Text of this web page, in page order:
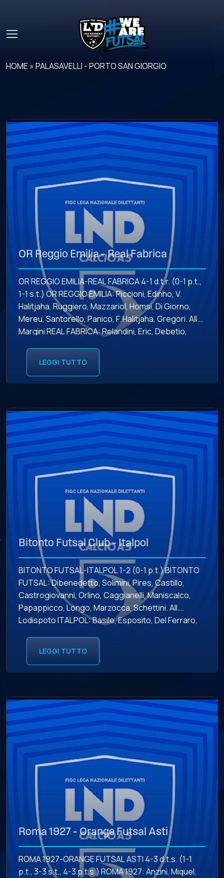
HOME »PALASAVELLI - PORTO SAN GIORGIO
OR Reggio Emilia – Real Fabrica
OR REGGIO EMILIA-REAL FABRICA 4-1 d.t.r. (0-1 p.t.,
1-1 s.t.) OR REGGIO EMILIA: Piccioni, Edinho, V.
Halitjaha, Ruggiero, Mazzariol, Homsi, Di Giorno,
Mereu, Santorello, Panico, F. Halitjaha, Gregori. All.
Margini REAL FABRICA: Relandini, Eric, Debetio,
Edinho (OR) […]
LEGGI TUTTO
Bitonto Futsal Club – Italpol
BITONTO FUTSAL-ITALPOL 1-2 (0-1 p.t.) BITONTO
FUTSAL: Dibenedetto, Solimini, Pires, Castillo,
Castrogiovanni, Orlino, Caggianelli, Maniscalco,
Papappicco, Longo, Marzocca, Schettini. All.
Lodispoto ITALPOL: Basile, Esposito, Del Ferraro,
Ferraro (I), 17’35” Castillo (B) AMMONITI: Solimini
LEGGI TUTTO
Roma 1927 – Orange Futsal Asti
ROMA 1927-ORANGE FUTSAL ASTI 4-3 d.t.s. (1-1
p.t., 3-3 s.t., 4-3 p.t.s.) ROMA 1927: Anzini, Miquel,